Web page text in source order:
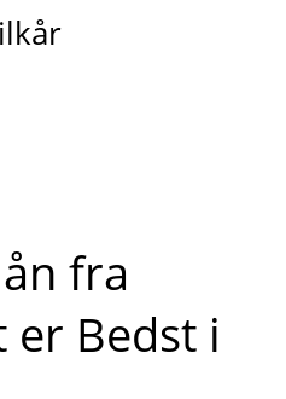
fra
Bedst i